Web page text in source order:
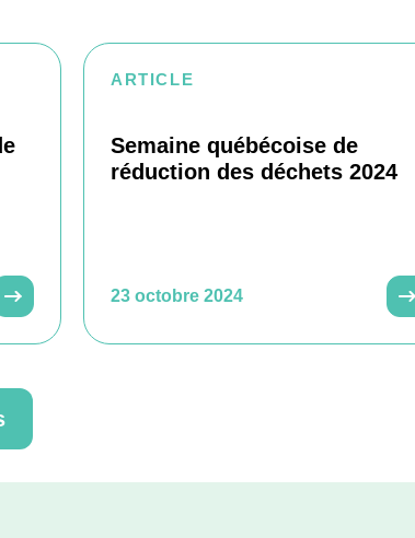
ARTICLE
Semaine québécoise de
réduction des déchets 2024
23 octobre 2024